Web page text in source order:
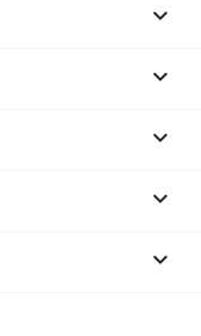




keyboard_arrow_down